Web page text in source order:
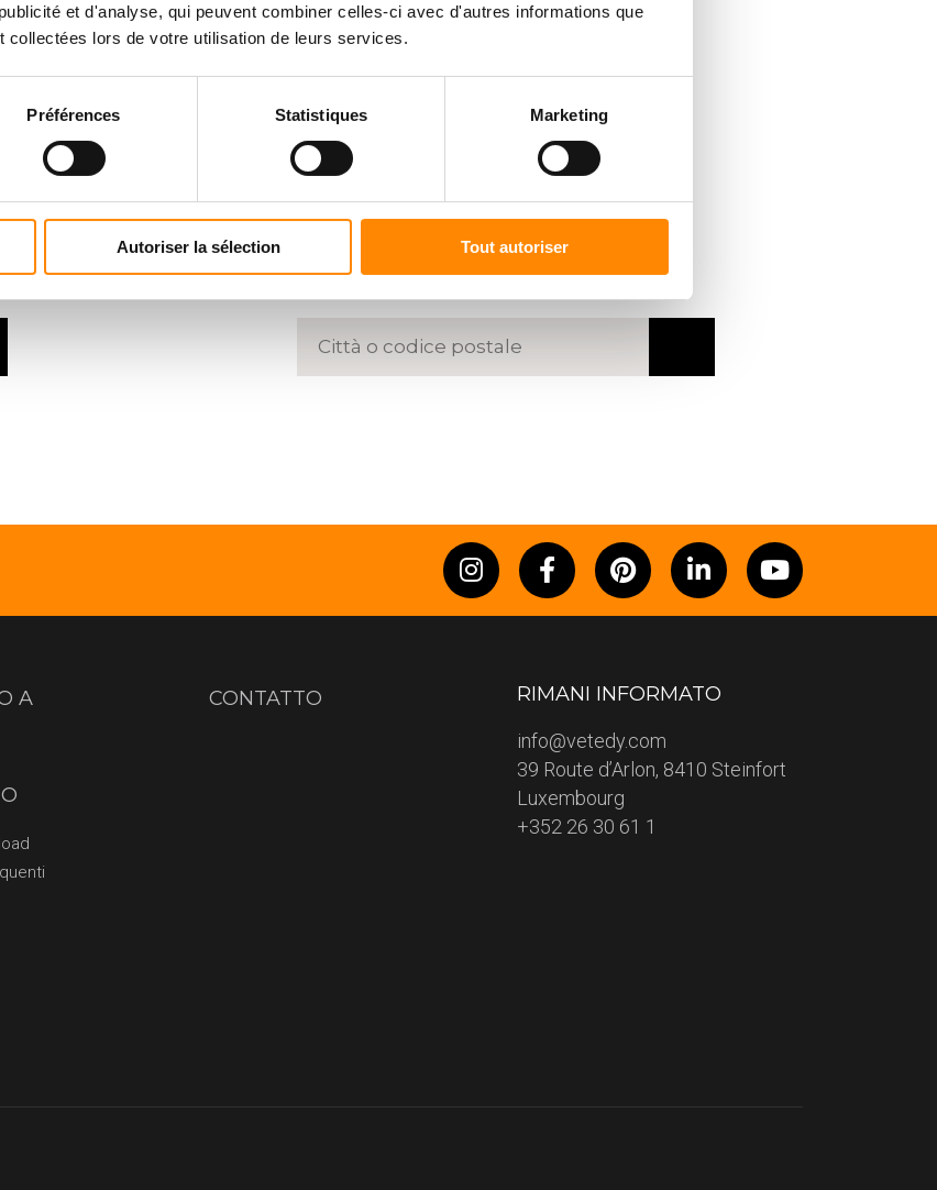
et d'analyse, qui peuvent combiner celles-ci avec d'autres informations que
collectées lors de votre utilisation de leurs services.
Préférences Statistiques Marketing
Autoriser la sélection Tout autoriser
TROVA UNRIVENDITORE
Inserire un codice postale o una città
A CONTATTO RIMANI INFORMATO
info@vetedy.com
39 Route d’Arlon, 8410 Steinfort
Luxembourg
+352 26 30 61 1